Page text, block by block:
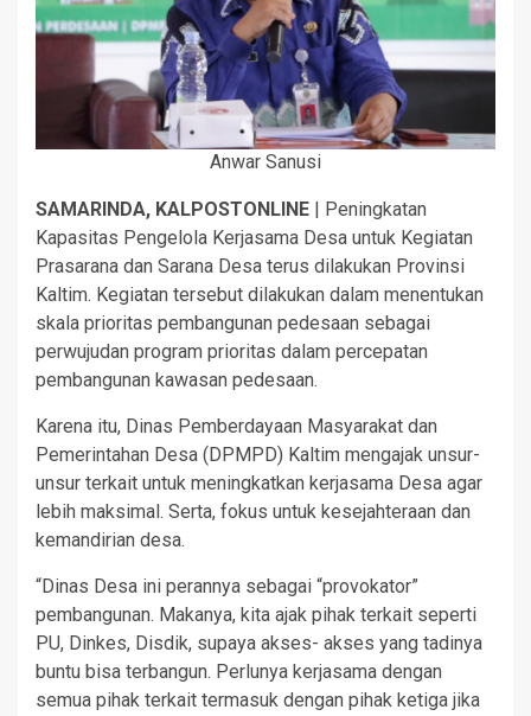
Anwar Sanusi
SAMARINDA, KALPOSTONLINE | Peningkatan
Kapasitas Pengelola Kerjasama Desa untuk Kegiatan
Prasarana dan Sarana Desa terus dilakukan Provinsi
Kaltim. Kegiatan tersebut dilakukan dalam menentukan
skala prioritas pembangunan pedesaan sebagai
perwujudan program prioritas dalam percepatan
pembangunan kawasan pedesaan.
Karena itu, Dinas Pemberdayaan Masyarakat dan
Pemerintahan Desa (DPMPD) Kaltim mengajak unsur-
unsur terkait untuk meningkatkan kerjasama Desa agar
lebih maksimal. Serta, fokus untuk kesejahteraan dan
kemandirian desa.
“Dinas Desa ini perannya sebagai “provokator”
pembangunan. Makanya, kita ajak pihak terkait seperti
PU, Dinkes, Disdik, supaya akses- akses yang tadinya
buntu bisa terbangun. Perlunya kerjasama dengan
semua pihak terkait termasuk dengan pihak ketiga jika